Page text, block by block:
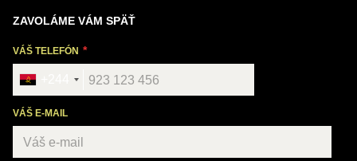
ZAVOLÁME VÁM SPÄŤ
VÁŠ TELEFÓN
VÁŠ E-MAIL